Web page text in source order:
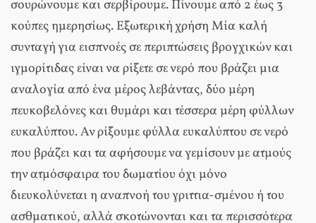
σουρώνουμε και σερβίρουμε. Πίνουμε από 2 έως 3
κούπες ημερησίως. Εξωτερική χρήση Μία καλή
συνταγή για εισπνοές σε περιπτώσεις βρογχικών και
ιγμορίτιδας είναι να ρίξετε σε νερό που βράζει μια
αναλογία από ένα μέρος λεβάντας, δύο μέρη
πευκοβελόνες και θυμάρι και τέσσερα μέρη φύλλων
ευκαλύπτου. Αν ρίξουμε φύλλα ευκαλύπτου σε νερό
που βράζει και τα αφήσουμε να γεμίσουν με ατμούς
την ατμόσφαιρα του δωματίου όχι μόνο
διευκολύνεται η αναπνοή του γριττια-σμένου ή του
ασθματικού, αλλά σκοτώνονται και τα περισσότερα